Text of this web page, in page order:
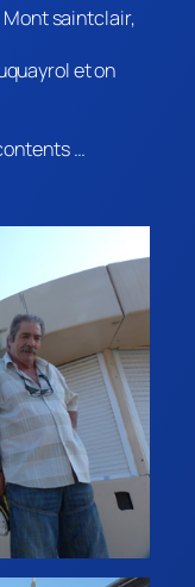
Mont saintclair,
et on
…